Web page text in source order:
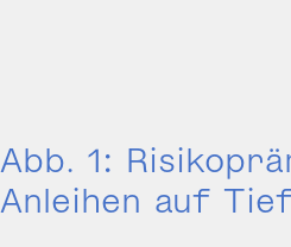
Abb. 1:
Anleihen auf